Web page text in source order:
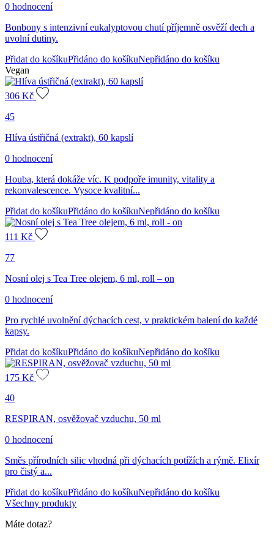
0 hodnocení
Bonbony s intenzivní eukalyptovou chutí příjemně osvěží dech a
uvolní dutiny.
Přidat do košíkuPřidáno do košíkuNepřidáno do košíku
Vegan
306 Kč
45
Hlíva ústřičná (extrakt), 60 kapslí
0 hodnocení
Houba, která dokáže víc. K podpoře imunity, vitality a
rekonvalescence. Vysoce kvalitní...
Přidat do košíkuPřidáno do košíkuNepřidáno do košíku
111 Kč
77
Nosní olej s Tea Tree olejem, 6 ml, roll – on
0 hodnocení
Pro rychlé uvolnění dýchacích cest, v praktickém balení do každé
kapsy.
Přidat do košíkuPřidáno do košíkuNepřidáno do košíku
175 Kč
40
RESPIRAN, osvěžovač vzduchu, 50 ml
0 hodnocení
Směs přírodních silic vhodná při dýchacích potížích a rýmě. Elixír
pro čistý a...
Přidat do košíkuPřidáno do košíkuNepřidáno do košíku
Všechny produkty
Máte dotaz?